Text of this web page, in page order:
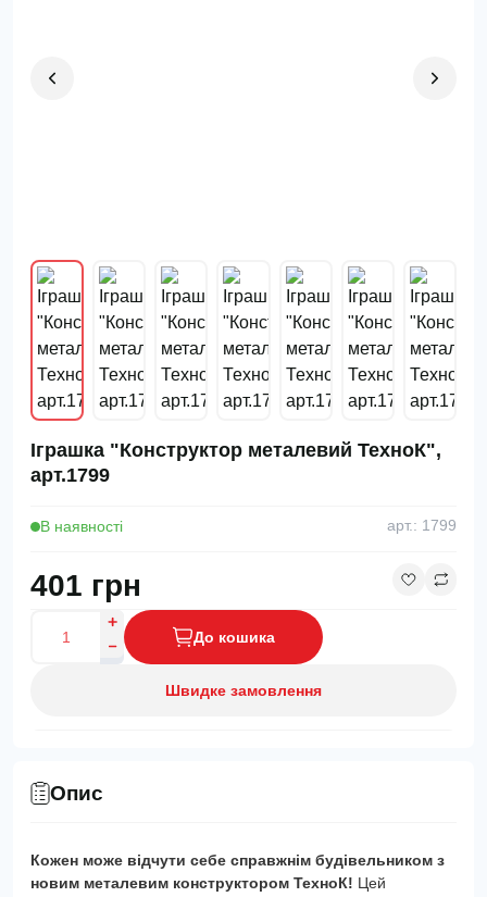
Іграшка "Конструктор металевий ТехноК",
арт.1799
В наявності арт.: 1799
401 грн
До кошика
Швидке замовлення
Опис
Кожен може відчути себе справжнім будівельником з
новим металевим конструктором ТехноК! Цей